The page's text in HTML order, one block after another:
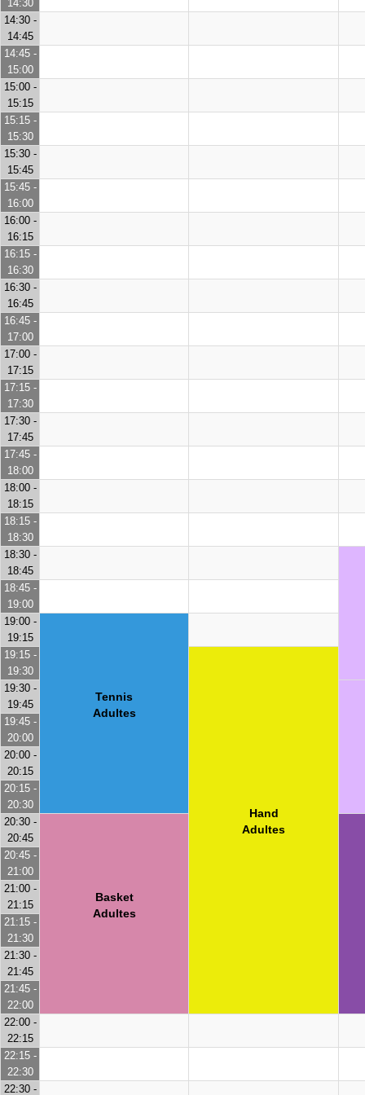
14:30
14:30 -
14:45
14:45 -
15:00
15:00 -
15:15
15:15 -
15:30
15:30 -
15:45
15:45 -
16:00
16:00 -
16:15
16:15 -
16:30
16:30 -
16:45
16:45 -
17:00
17:00 -
17:15
17:15 -
17:30
17:30 -
17:45
17:45 -
18:00
18:00 -
18:15
18:15 -
18:30
18:30 -
18:45
18:45 -
19:00
19:00 -
19:15
Tennis
Adultes
19:15 -
19:30
Hand
Adultes
19:30 -
19:45
19:45 -
20:00
20:00 -
20:15
20:15 -
20:30
20:30 -
20:45
Basket
Adultes
20:45 -
21:00
21:00 -
21:15
21:15 -
21:30
21:30 -
21:45
21:45 -
22:00
22:00 -
22:15
22:15 -
22:30
22:30 -